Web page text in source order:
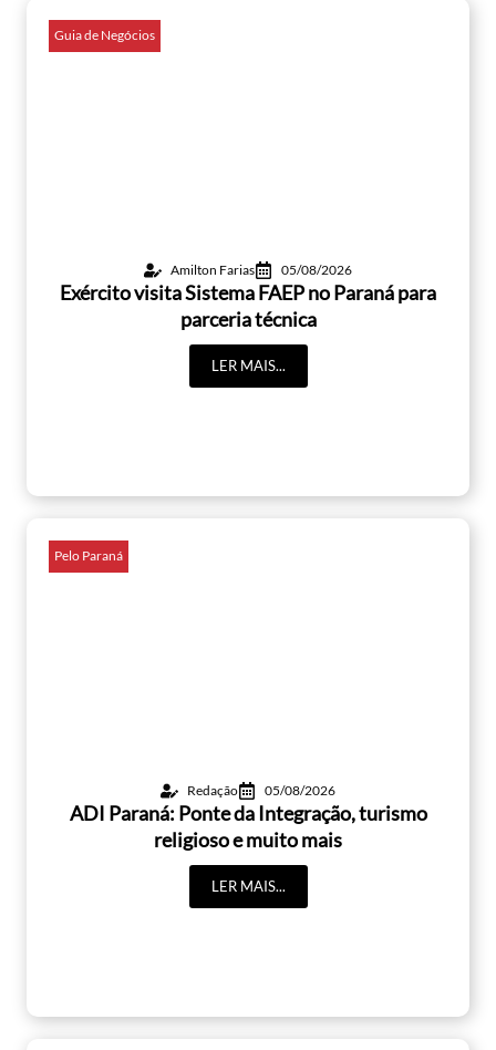
Guia de Negócios
Amilton Farias 05/08/2026
Exército visita Sistema FAEP no Paraná para
parceria técnica
LER MAIS...
Pelo Paraná
Redação 05/08/2026
ADI Paraná: Ponte da Integração, turismo
religioso e muito mais
LER MAIS...